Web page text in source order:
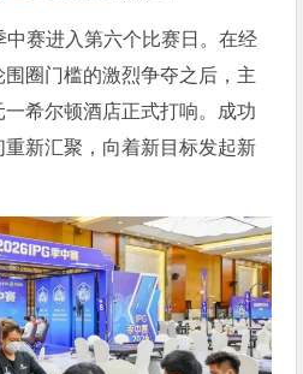
中赛进入第六个比赛日。在经
圈门槛的激烈争夺之后，主
希尔顿酒店正式打响。成功
新汇聚，向着新目标发起新